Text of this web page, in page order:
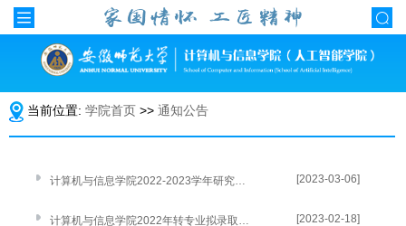
当前位置: 学院首页 >> 通知公告
计算机与信息学院2022-2023学年研究生先进个人评选结果公示 [2023-03-06]
[2023-02-18]